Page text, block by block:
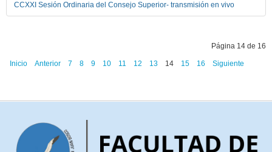
CCXXI Sesión Ordinaria del Consejo Superior- transmisión en vivo
Página 14 de 16
Inicio Anterior 7 8 9 10 11 12 13 14 15 16 Siguiente